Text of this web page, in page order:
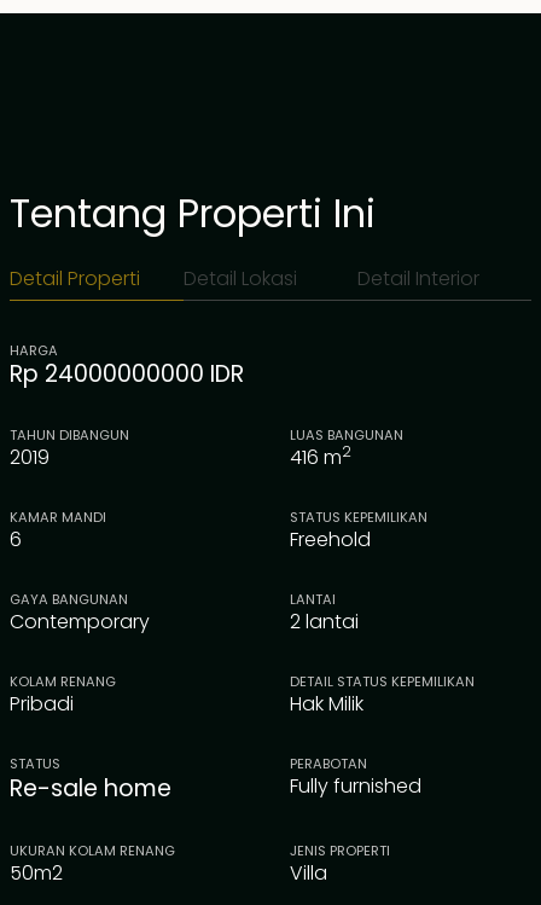
Tentang Properti Ini
Detail Properti Detail Lokasi Detail Interior
HARGA
Rp 24000000000 IDR
TAHUN DIBANGUN
2019
LUAS BANGUNAN
416 m2
KAMAR MANDI
6
STATUS KEPEMILIKAN
Freehold
GAYA BANGUNAN
Contemporary
LANTAI
2 lantai
KOLAM RENANG
Pribadi
DETAIL STATUS KEPEMILIKAN
Hak Milik
STATUS
Re-sale home
PERABOTAN
Fully furnished
UKURAN KOLAM RENANG
50m2
JENIS PROPERTI
Villa